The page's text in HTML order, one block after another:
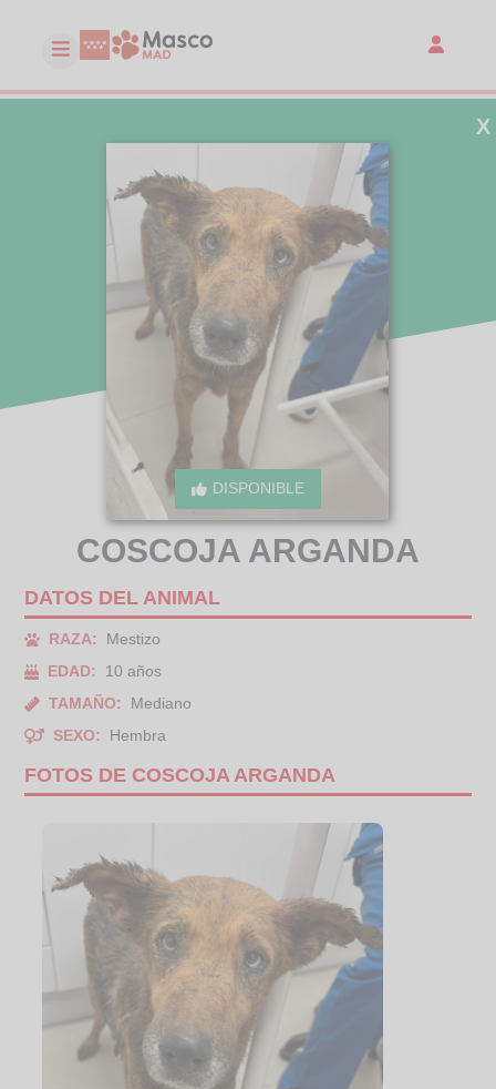
DISPONIBLE
X
COSCOJA ARGANDA
DATOS DEL ANIMAL
RAZA:
Mestizo
EDAD:
10 años
TAMAÑO:
Mediano
SEXO:
Hembra
FOTOS DE COSCOJA ARGANDA